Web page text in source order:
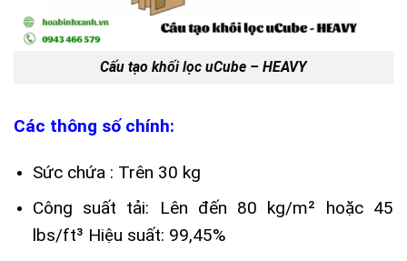
Cấu tạo khối lọc uCube – HEAVY
Các thông số chính:
Sức chứa : Trên 30 kg
Công suất tải: Lên đến 80 kg/m² hoặc 45
lbs/ft³ Hiệu suất: 99,45%